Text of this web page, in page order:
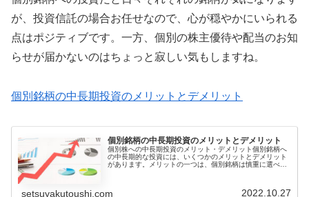
が、投資信託の場合お任せなので、心が穏やかにいられる
点はポジティブです。一方、個別の株主優待や配当のお知
らせが届かないのはちょっと寂しい気もしますね。
個別銘柄の中長期投資のメリットとデメリット
個別銘柄の中長期投資のメリットとデメリット
個別株への中長期投資のメリット・デメリット個別銘柄へ
の中長期的な投資には、いくつかのメリットとデメリット
があります。メリットの一つは、個別銘柄は慎重に選べ
setsuyakutoushi.com 2022.10.27